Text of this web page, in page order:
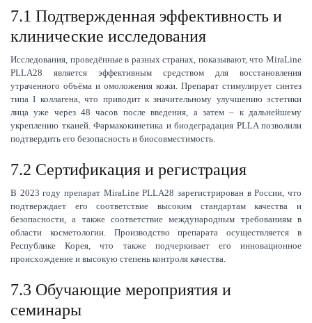
7.1 Подтвержденная эффективность и
клинические исследования
Исследования, проведённые в разных странах, показывают, что MiraLine
PLLA28 является эффективным средством для восстановления
утраченного объёма и омоложения кожи. Препарат стимулирует синтез
типа I коллагена, что приводит к значительному улучшению эстетики
лица уже через 48 часов после введения, а затем – к дальнейшему
укреплению тканей. Фармакокинетика и биодеградация PLLA позволили
подтвердить его безопасность и биосовместимость.
7.2 Сертификация и регистрация
В 2023 году препарат MiraLine PLLA28 зарегистрирован в России, что
подтверждает его соответствие высоким стандартам качества и
безопасности, а также соответствие международным требованиям в
области косметологии. Производство препарата осуществляется в
Республике Корея, что также подчеркивает его инновационное
происхождение и высокую степень контроля качества.
7.3 Обучающие мероприятия и
семинары